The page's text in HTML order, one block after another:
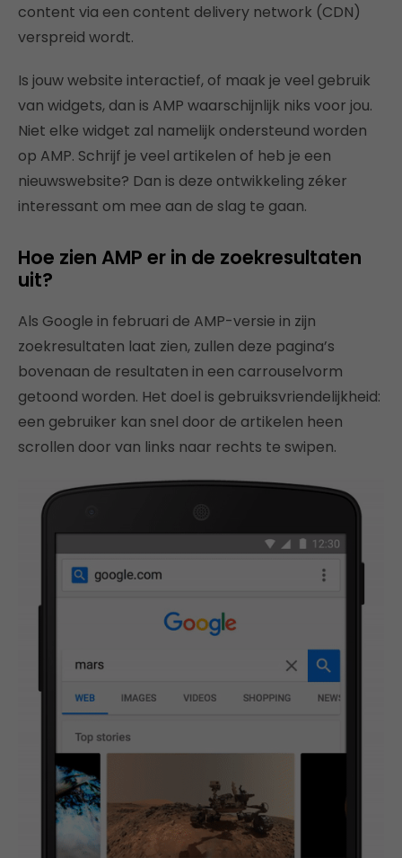
content via een content delivery network (CDN)
verspreid wordt.
Is jouw website interactief, of maak je veel gebruik
van widgets, dan is AMP waarschijnlijk niks voor jou.
Niet elke widget zal namelijk ondersteund worden
op AMP. Schrijf je veel artikelen of heb je een
nieuwswebsite? Dan is deze ontwikkeling zéker
interessant om mee aan de slag te gaan.
Hoe zien AMP er in de zoekresultaten
uit?
Als Google in februari de AMP-versie in zijn
zoekresultaten laat zien, zullen deze pagina’s
bovenaan de resultaten in een carrouselvorm
getoond worden. Het doel is gebruiksvriendelijkheid:
een gebruiker kan snel door de artikelen heen
scrollen door van links naar rechts te swipen.